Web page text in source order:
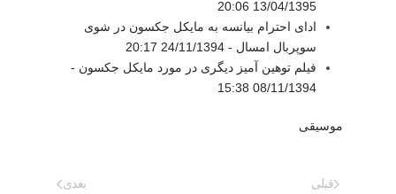
13/04/1395 20:06
ادای احترام بیانسه به مایکل جکسون در شوی
سوپربال امسال - 24/11/1394 20:17
فیلم توهین آمیز دیگری در مورد مایکل جکسون -
08/11/1394 15:38
موسیقی
قبلی بعدی